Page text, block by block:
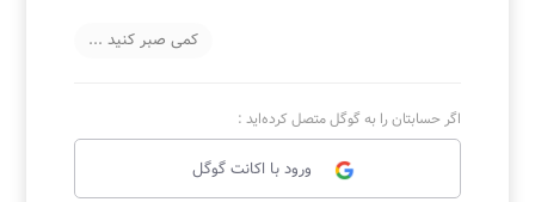
اگر حسابتان را به گوگل متصل کرده‌اید :
ورود با اکانت گوگل